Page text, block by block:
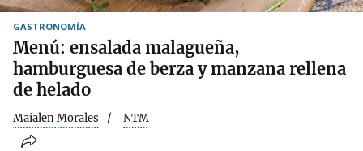
GASTRONOMÍA
Menú: ensalada malagueña,
hamburguesa de berza y manzana rellena
de helado
Maialen Morales NTM